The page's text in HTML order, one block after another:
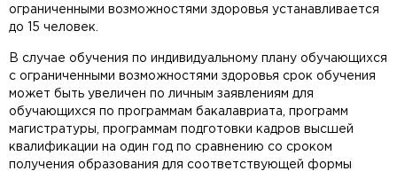
ограниченными возможностями здоровья устанавливается
до 15 человек.
В случае обучения по индивидуальному плану обучающихся
с ограниченными возможностями здоровья срок обучения
может быть увеличен по личным заявлениям для
обучающихся по программам бакалавриата, программ
магистратуры, программам подготовки кадров высшей
квалификации на один год по сравнению со сроком
получения образования для соответствующей формы